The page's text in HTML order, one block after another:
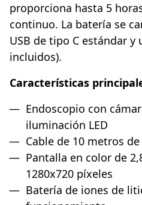
proporciona hasta 5
continuo. La batería se
USB de tipo C estándar y
incluidos).
Características
Endoscopio con
iluminación LED
Cable de 10 metros
Pantalla en color de
1280x720 píxeles
Batería de iones de